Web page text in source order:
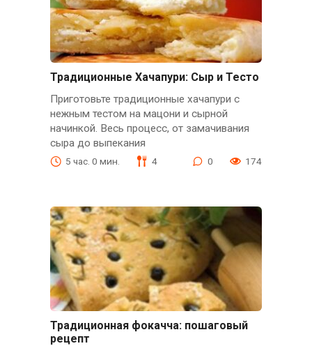
Традиционные Хачапури: Сыр и Тесто
Приготовьте традиционные хачапури с
нежным тестом на мацони и сырной
начинкой. Весь процесс, от замачивания
сыра до выпекания
5 час. 0 мин. 4 0 174
Традиционная фокачча: пошаговый
рецепт